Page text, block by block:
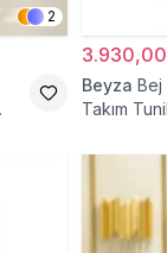
2
Beyza Bej
Takım